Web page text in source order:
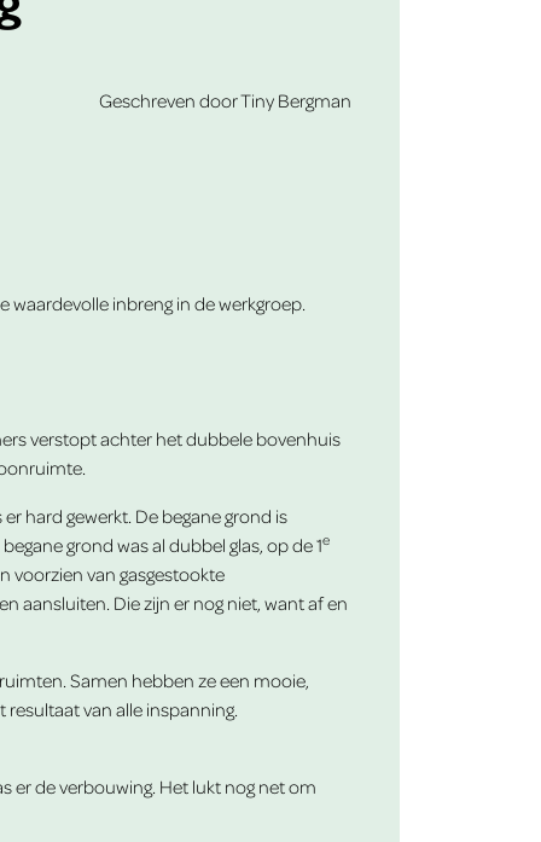
Geschreven door Tiny Bergman
waardevolle inbreng in de werkgroep.
verstopt achter het dubbele bovenhuis
hard gewerkt. De begane grond is
grond was al dubbel glas, op de 1e
voorzien van gasgestookte
aansluiten. Die zijn er nog niet, want af en
Samen hebben ze een mooie,
van alle inspanning.
er de verbouwing. Het lukt nog net om